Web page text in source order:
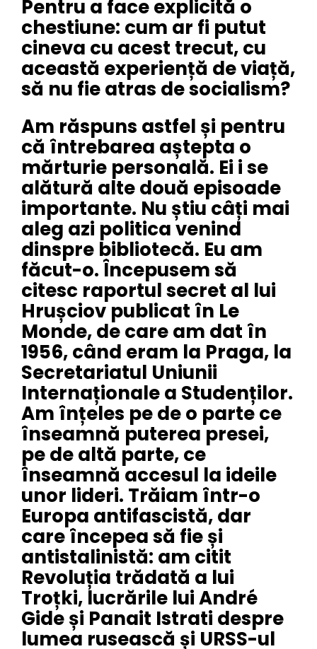
Pentru a face explicită o
chestiune: cum ar fi putut
cineva cu acest trecut, cu
această experiență de viață,
să nu fie atras de socialism?
Am răspuns astfel și pentru
că întrebarea aștepta o
mărturie personală. Ei i se
alătură alte două episoade
importante. Nu știu câți mai
aleg azi politica venind
dinspre bibliotecă. Eu am
făcut-o. Începusem să
citesc raportul secret al lui
Hrușciov publicat în Le
Monde, de care am dat în
1956, când eram la Praga, la
Secretariatul Uniunii
Internaționale a Studenților.
Am înțeles pe de o parte ce
înseamnă puterea presei,
pe de altă parte, ce
înseamnă accesul la ideile
unor lideri. Trăiam într-o
Europa antifascistă, dar
care începea să fie și
antistalinistă: am citit
Revoluția trădată a lui
Troțki, lucrările lui André
Gide și Panait Istrati despre
lumea rusească și URSS-ul